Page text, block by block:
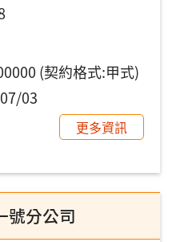
(契約格式:甲式)
03
更多資訊
號分公司